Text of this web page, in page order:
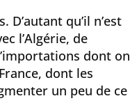
qu’il n’est
l’Algérie, de
dont on
dont les
un peu de ce